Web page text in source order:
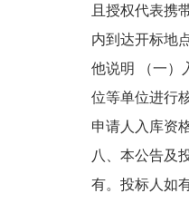
且授权代表携
内到达开标地
他说明 （一）
位等单位进行
申请人入库资
八、本公告及
有。投标人如